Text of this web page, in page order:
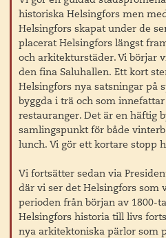
historiska Helsingfors men
Helsingfors skapat under de
placerat Helsingfors längst
och arkitekturstäder. Vi börjar
den fina Saluhallen. Ett kort
Helsingfors nya satsningar på
byggda i trä och som
restauranger. Det är en häftig
samlingspunkt för både
lunch. Vi gör ett kortare stopp
Vi fortsätter sedan via
där vi ser det Helsingfors som
perioden från början av 1800-
Helsingfors historia till livs
nya arkitektoniska pärlor som